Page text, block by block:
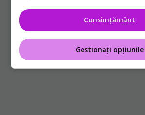
Consimțământ
Gestionați opțiunile